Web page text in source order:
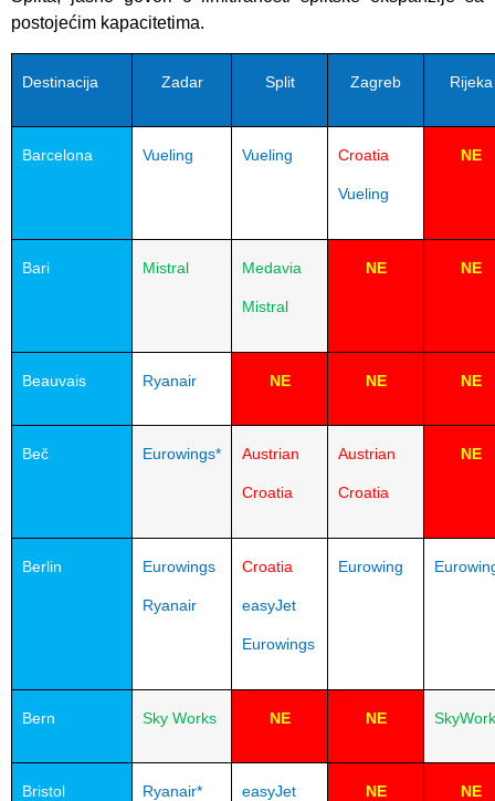
postojećim kapacitetima.
Destinacija Zadar Split Zagreb Rijeka
Barcelona Vueling Vueling Croatia
Vueling
NE
Bari Mistral Medavia
Mistral
NE NE
Beauvais Ryanair NE NE NE
Beč Eurowings* Austrian
Croatia
Austrian
Croatia
NE
Berlin Eurowings
Ryanair
Croatia
easyJet
Eurowings
Eurowing
Bern Sky Works NE NE SkyWork
Bristol Ryanair* easyJet NE NE